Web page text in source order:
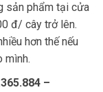
sản phẩm tại cửa
đ/ cây trở lên.
hơn thế nếu
mình.
–